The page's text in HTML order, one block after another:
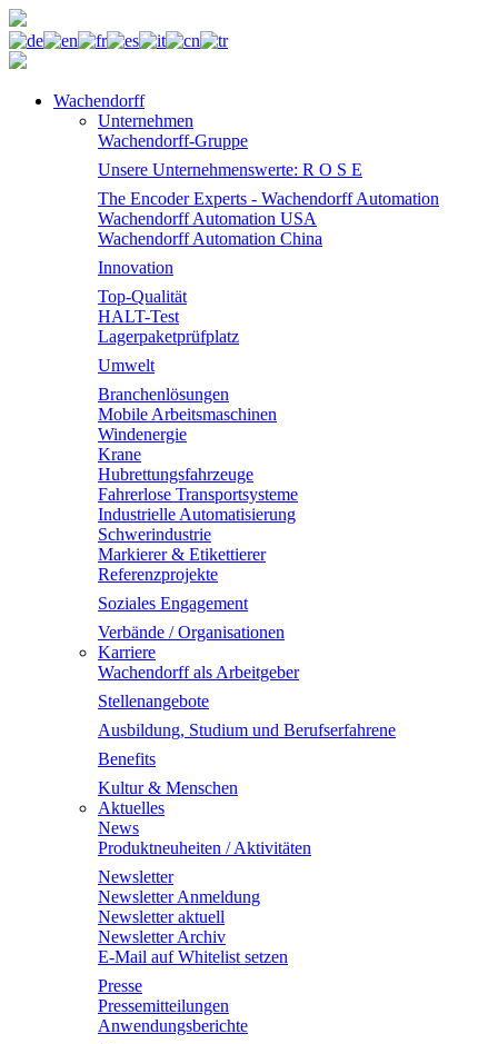
Wachendorff
Unternehmen
Wachendorff-Gruppe
Unsere Unternehmenswerte: R O S E
The Encoder Experts - Wachendorff Automation
Wachendorff Automation USA
Wachendorff Automation China
Innovation
Top-Qualität
HALT-Test
Lagerpaketprüfplatz
Umwelt
Branchenlösungen
Mobile Arbeitsmaschinen
Windenergie
Krane
Hubrettungsfahrzeuge
Fahrerlose Transportsysteme
Industrielle Automatisierung
Schwerindustrie
Markierer & Etikettierer
Referenzprojekte
Soziales Engagement
Verbände / Organisationen
Karriere
Wachendorff als Arbeitgeber
Stellenangebote
Ausbildung, Studium und Berufserfahrene
Benefits
Kultur & Menschen
Aktuelles
News
Produktneuheiten / Aktivitäten
Newsletter
Newsletter Anmeldung
Newsletter aktuell
Newsletter Archiv
E-Mail auf Whitelist setzen
Presse
Pressemitteilungen
Anwendungsberichte